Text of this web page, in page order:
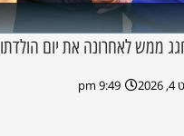
ממש לאחרונה את יום הולדתו
9:49 pm